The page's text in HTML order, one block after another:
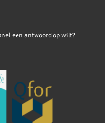
een antwoord op wilt?